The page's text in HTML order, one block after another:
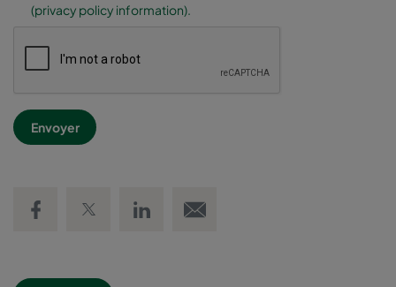
(privacy policy information).